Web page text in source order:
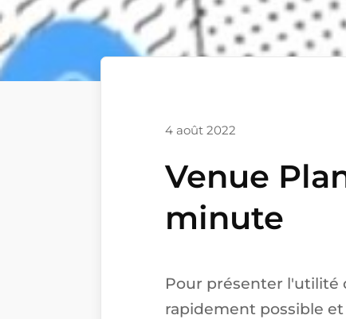
4 août 2022
Venue
minute
Pour présenter l'utilité
rapidement possible